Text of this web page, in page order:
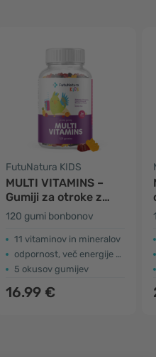
FutuNatura KIDS
MULTI VITAMINS –
Gumiji za otroke z
multivitamini
120 gumi bonbonov
11 vitaminov in mineralov
odpornost, več energije …
5 okusov gumijev
16.99 €